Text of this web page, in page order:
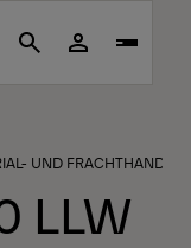
Search
UND
LLW